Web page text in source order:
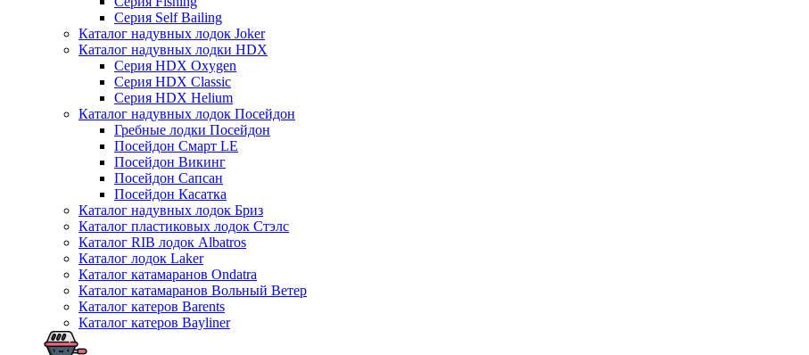
Серия Self Bailing
Каталог надувных лодок Joker
Каталог надувных лодки HDX
Серия HDX Oxygen
Серия HDX Classic
Серия HDX Helium
Каталог надувных лодок Посейдон
Гребные лодки Посейдон
Посейдон Смарт LE
Посейдон Викинг
Посейдон Сапсан
Посейдон Касатка
Каталог надувных лодок Бриз
Каталог пластиковых лодок Стэлс
Каталог RIB лодок Albatros
Каталог лодок Laker
Каталог катамаранов Ondatra
Каталог катамаранов Вольный Ветер
Каталог катеров Barents
Каталог катеров Bayliner